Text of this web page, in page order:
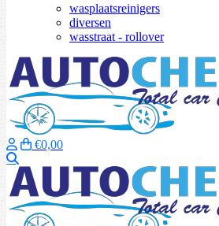
wasplaatsreinigers
diversen
wasstraat - rollover
€0,00